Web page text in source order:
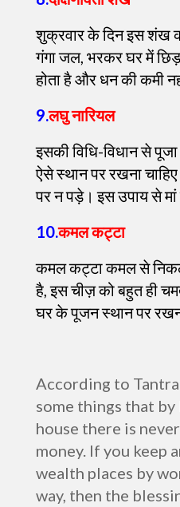
शुक्रवार के दिन इस शंख
गंगा जल, भरकर घर में
होता है और धन की कमी
9.लघु नारियल
इसकी विधि-विधान से
ऐसे स्थान पर रखना
पर न पड़े। इस उपाय से मां
10.कमल कट्टा
कमल कट्टा कमल से
है, इस चीज़ को बहुत ही
घर के पूजन स्थान पर
According to
some things that
house there is
money. If you keep
wealth places by
way, then the